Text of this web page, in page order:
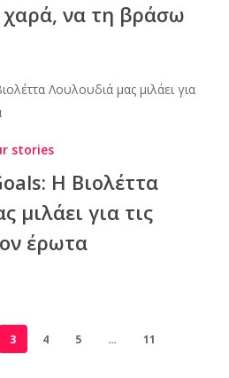
να τη βράσω
stories
Η Βιολέττα
μιλάει για τις
έρωτα
3 4 5 …
11